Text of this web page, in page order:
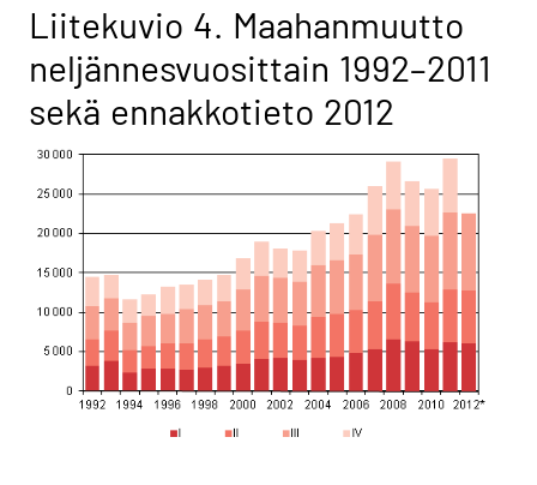
Liitekuvio 4. Maahanmuutto
neljännesvuosittain 1992–2011
sekä ennakkotieto 2012